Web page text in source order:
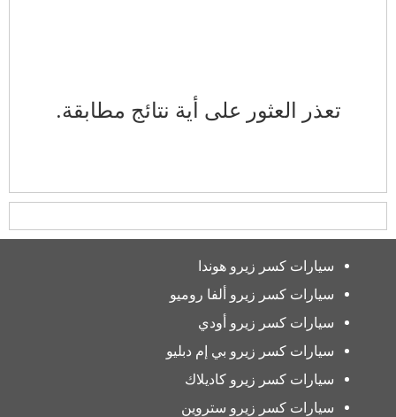
تعذر العثور على أية نتائج مطابقة.
سيارات كسر زيرو هوندا
سيارات كسر زيرو ألفا روميو
سيارات كسر زيرو أودي
سيارات كسر زيرو بي إم دبليو
سيارات كسر زيرو كاديلاك
سيارات كسر زيرو ستروين